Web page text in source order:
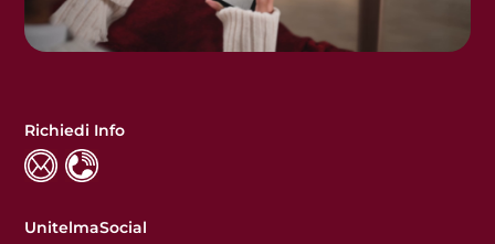
Richiedi Info
UnitelmaSocial